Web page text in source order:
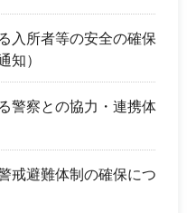
入所者等の安全の確保
知）
警察との協力・連携体
戒避難体制の確保につ